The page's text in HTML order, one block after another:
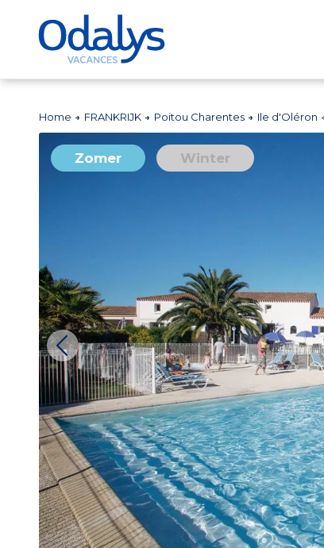
Home FRANKRIJK Poitou Charentes Ile d'Oléron
Zomer Winter